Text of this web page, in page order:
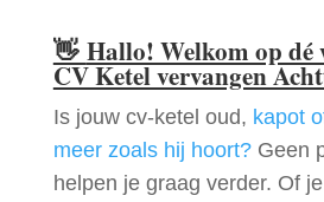
👋 Hallo! Welkom op dé
CV Ketel vervangen
Is jouw cv-ketel oud, kapot
meer zoals hij hoort?Geen
helpen je graag verder. Of